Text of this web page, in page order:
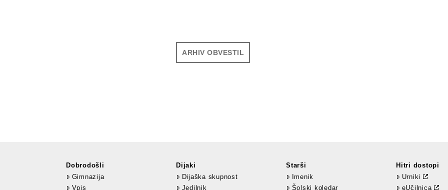
ARHIV OBVESTIL
Dobrodošli
Gimnazija
Vpis
Dijaki
Dijaška skupnost
Jedilnik
Starši
Imenik
Šolski koledar
Hitri dostopi
Urniki
eUčilnica